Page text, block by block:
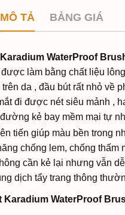
MÔ TẢ BẢNG GIÁ
WaterProof
làm bằng chất liệu
da , đầu bút rất nhỏ về
đi được nét siêu mảnh ,
kẻ bay mềm mại tự
tiến giúp màu bền trong
chống lem, chống thấm
cần kẻ lại nhưng vẫn
dịch tẩy trang thông
Karadium WaterProof